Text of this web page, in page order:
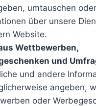
umtauschen
über unsere
Website.
Wettbewerben,
und
und andere
angeben,
oder